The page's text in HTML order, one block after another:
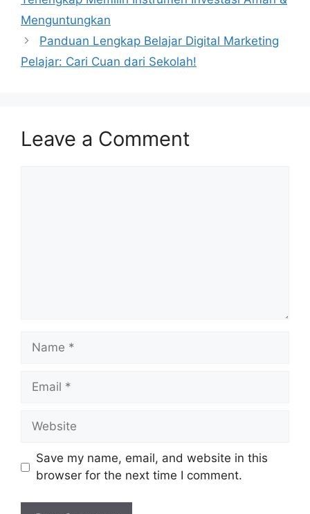
Menguntungkan
Panduan Lengkap Belajar Digital Marketing
Pelajar: Cari Cuan dari Sekolah!
Leave a Comment
Name
Email
Website
Save my name, email, and website in this
browser for the next time I comment.